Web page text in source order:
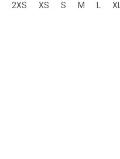
2XS XS S M XL